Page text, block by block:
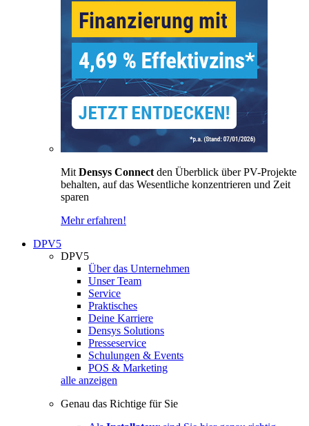
Mit Densys Connect den Überblick über PV-Projekte
behalten, auf das Wesentliche konzentrieren und Zeit
sparen
Mehr erfahren!
DPV5
DPV5
Über das Unternehmen
Unser Team
Service
Praktisches
Deine Karriere
Densys Solutions
Presseservice
Schulungen & Events
POS & Marketing
alle anzeigen
Genau das Richtige für Sie